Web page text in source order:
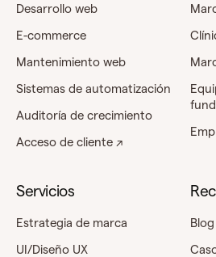
Desarrollo web
E-commerce
Mantenimiento web
Sistemas de automatización
Auditoría de crecimiento
Acceso de cliente ↗
Servicios
Estrategia de marca
UI/Diseño UX
Blog